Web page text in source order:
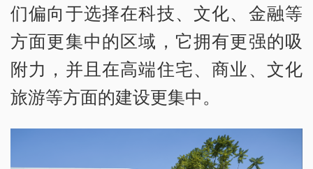
们偏向于选择在科技、文化、金融等
方面更集中的区域，它拥有更强的吸
附力，并且在高端住宅、商业、文化
旅游等方面的建设更集中。